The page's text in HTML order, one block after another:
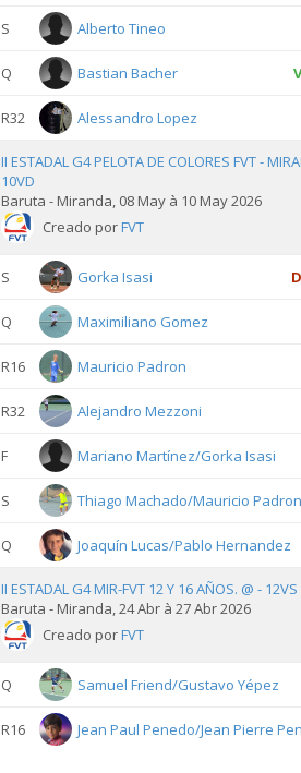
S Alberto Tineo
Q Bastian Bacher V
R32 Alessandro Lopez
II ESTADAL G4 PELOTA DE COLORES FVT -
10VD
Baruta - Miranda, 08 May à 10 May 2026
Creado porFVT
S Gorka Isasi D
Q Maximiliano Gomez
R16 Mauricio Padron
R32 Alejandro Mezzoni
F Mariano Martínez/Gorka Isasi
S Thiago Machado/Mauricio Padron
Q Joaquín Lucas/Pablo Hernandez
II ESTADAL G4 MIR-FVT 12 Y 16 AÑOS. @ - 12VS
Baruta - Miranda, 24 Abr à 27 Abr 2026
Creado porFVT
Q Samuel Friend/Gustavo Yépez
R16
Jean Paul Penedo/Jean Pierre